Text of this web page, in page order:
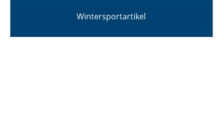
Wintersportartikel